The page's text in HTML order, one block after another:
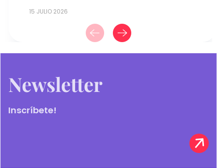
15 JULIO 2026
Newsletter
Inscríbete!